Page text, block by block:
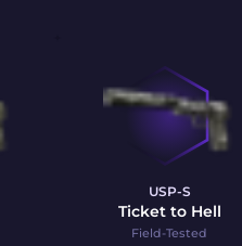
USP-S
Ticket to Hell
Field-Tested